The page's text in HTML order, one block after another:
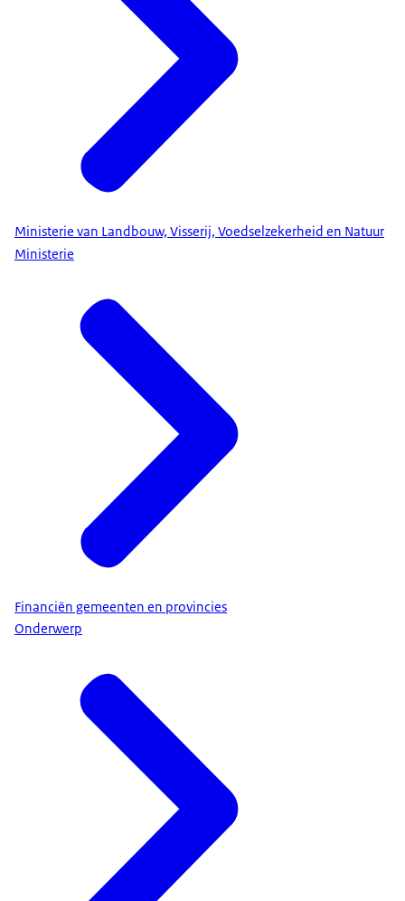
Ministerie van Landbouw, Visserij, Voedselzekerheid en Natuur
Ministerie
Financiën gemeenten en provincies
Onderwerp